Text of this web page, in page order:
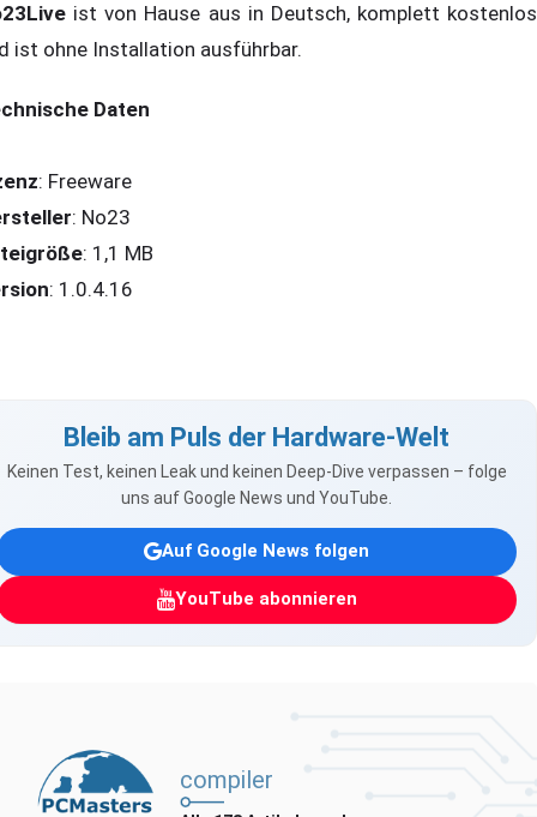
ist von Hause aus in Deutsch, komplett kostenlos
ist ohne Installation ausführbar.
Daten
: Freeware
: No23
: 1,1 MB
: 1.0.4.16
Bleib am Puls der Hardware-Welt
Keinen Test, keinen Leak und keinen Deep-Dive verpassen – folge
uns auf Google News und YouTube.
Auf Google News folgen
YouTube abonnieren
compiler